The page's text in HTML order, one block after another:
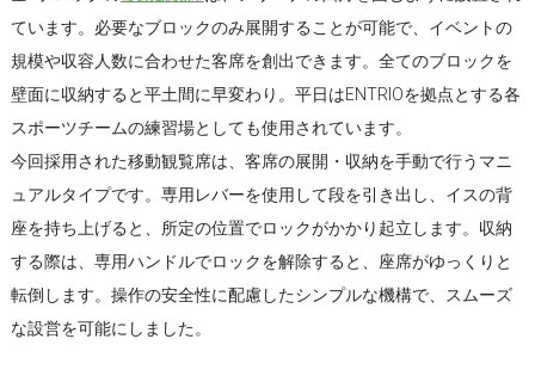
ています。必要なブロックのみ展開することが可能で、イベントの
規模や収容人数に合わせた客席を創出できます。全てのブロックを
壁面に収納すると平土間に早変わり。平日はENTRIOを拠点とする各
スポーツチームの練習場としても使用されています。
今回採用された移動観覧席は、客席の展開・収納を手動で行うマニ
ュアルタイプです。専用レバーを使用して段を引き出し、イスの背
座を持ち上げると、所定の位置でロックがかかり起立します。収納
する際は、専用ハンドルでロックを解除すると、座席がゆっくりと
転倒します。操作の安全性に配慮したシンプルな機構で、スムーズ
な設営を可能にしました。